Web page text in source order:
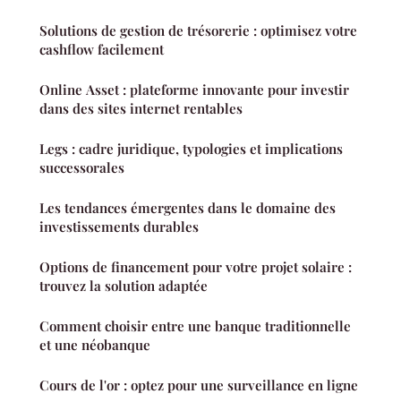
Solutions de gestion de trésorerie : optimisez votre
cashflow facilement
Online Asset : plateforme innovante pour investir
dans des sites internet rentables
Legs : cadre juridique, typologies et implications
successorales
Les tendances émergentes dans le domaine des
investissements durables
Options de financement pour votre projet solaire :
trouvez la solution adaptée
Comment choisir entre une banque traditionnelle
et une néobanque
Cours de l'or : optez pour une surveillance en ligne